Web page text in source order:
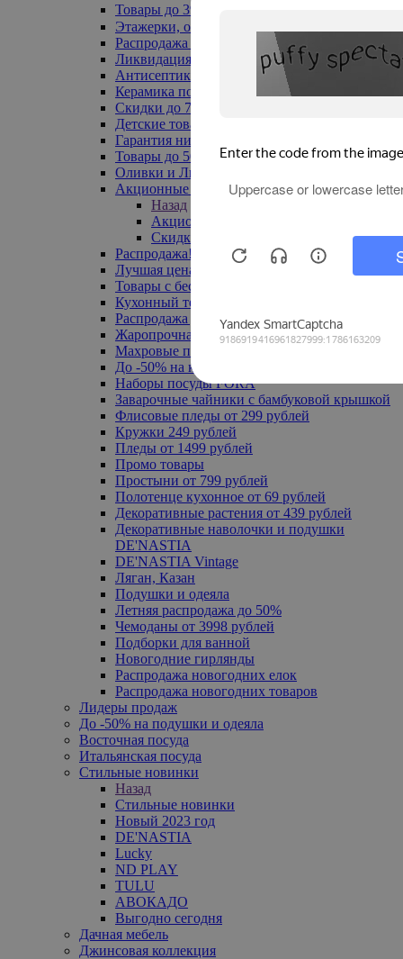
Товары до 399₽
Этажерки, обувницы
Распродажа текстиля до -50%
Ликвидация до -70%
Антисептики
Керамика по 129 руб
Скидки до 70%
Детские товары
Гарантия низкой цены
Товары до 500 руб
Оливки и Лимоны
Акционные товары
Назад
Акционные товары
Скидка 20% по промокоду
Распродажа! Ульяновск до -70%
Лучшая цена
Товары с бесплатной доставкой
Кухонный текстиль
Распродажа до -50%
Жаропрочная посуда
Махровые полотенца
До -50% на ковры
Наборы посуды FORA
Заварочные чайники с бамбуковой крышкой
Флисовые пледы от 299 рублей
Кружки 249 рублей
Пледы от 1499 рублей
Промо товары
Простыни от 799 рублей
Полотенце кухонное от 69 рублей
Декоративные растения от 439 рублей
Декоративные наволочки и подушки
DE'NASTIA
DE'NASTIA Vintage
Ляган, Казан
Подушки и одеяла
Летняя распродажа до 50%
Чемоданы от 3998 рублей
Подборки для ванной
Новогодние гирлянды
Распродажа новогодних елок
Распродажа новогодних товаров
Лидеры продаж
До -50% на подушки и одеяла
Восточная посуда
Итальянская посуда
Стильные новинки
Назад
Стильные новинки
Новый 2023 год
DE'NASTIA
Lucky
ND PLAY
TULU
АВОКАДО
Выгодно сегодня
Дачная мебель
Джинсовая коллекция